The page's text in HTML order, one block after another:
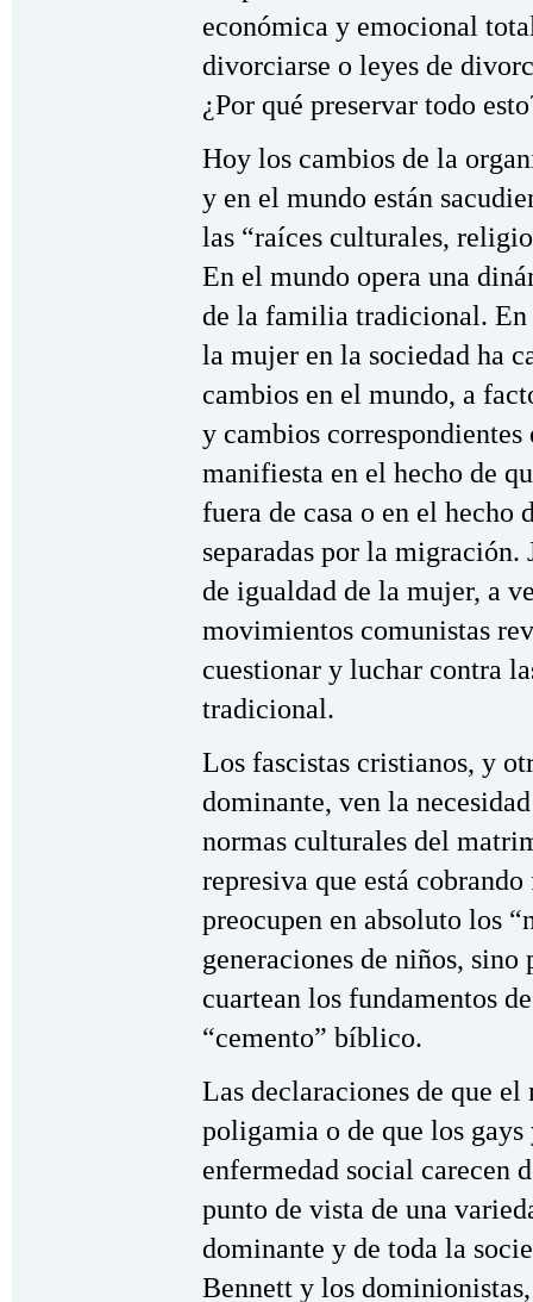
económica y emocional
divorciarse o leyes de
¿Por qué preservar todo
Hoy los cambios de la
y en el mundo están
las “raíces culturales,
En el mundo opera una
de la familia tradicional. En
la mujer en la sociedad ha
cambios en el mundo, a
y cambios
manifiesta en el hecho de
fuera de casa o en el hecho
separadas por la
de igualdad de la mujer, a
movimientos comunistas
cuestionar y luchar contra
tradicional.
Los fascistas cristianos, y
dominante, ven la
normas culturales del
represiva que está
preocupen en absoluto los
generaciones de niños,
cuartean los fundamentos
“cemento” bíblico.
Las declaraciones de que
poligamia o de que los gays
enfermedad social carecen
punto de vista de una
dominante y de toda la
Bennett y los